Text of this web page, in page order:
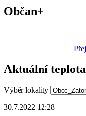
Občan+
Aktuální teplota
Výběr lokality
30.7.2022 12:28